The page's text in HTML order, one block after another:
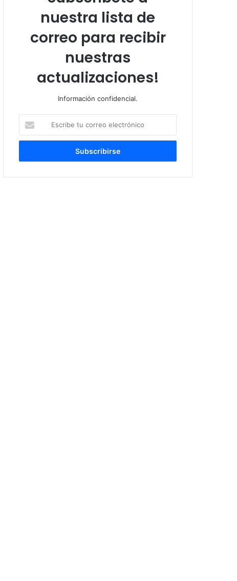
nuestra lista de
correo para recibir
nuestras
actualizaciones!
Información confidencial.
tu
correo